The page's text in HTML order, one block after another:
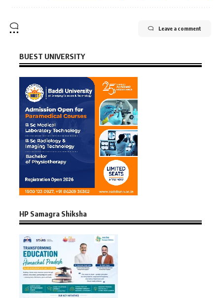
Leave a comment
BUEST UNIVERSITY
HP Samagra Shiksha